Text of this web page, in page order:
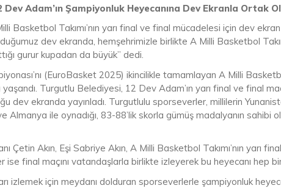
Adam’ın Şampiyonluk Heyecanına Dev Ekranla Ortak
Basketbol Takımı’nın yarı final ve final mücadelesi için dev
dev ekranda, hemşehrimizle birlikte A Milli Basketbol
gurur kupadan da büyük” dedi.
(EuroBasket 2025) ikincilikle tamamlayan A Milli
yaşandı. Turgutlu Belediyesi, 12 Dev Adam’ın yarı final ve final
dev ekranda yayınladı. Turgutlulu sporseverler, millilerin
Almanya ile oynadığı, 83-88’lik skorla gümüş madalyanın sahibi
Çetin Akın, Eşi Sabriye Akın, A Milli Basketbol Takımı’nın yarı
ise final maçını vatandaşlarla birlikte izleyerek bu heyecanı hep
izlemek için meydanı dolduran sporseverlerle şampiyonluk